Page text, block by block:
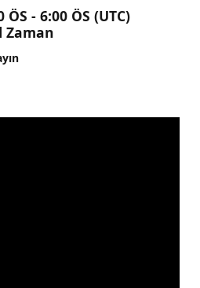
- 6:00 ÖS (UTC)
Zaman